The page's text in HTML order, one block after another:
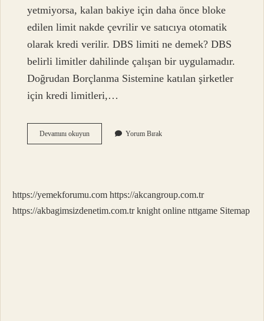
yetmiyorsa, kalan bakiye için daha önce bloke
edilen limit nakde çevrilir ve satıcıya otomatik
olarak kredi verilir. DBS limiti ne demek? DBS
belirli limitler dahilinde çalışan bir uygulamadır.
Doğrudan Borçlanma Sistemine katılan şirketler
için kredi limitleri,…
Devamını okuyunDbs
Nakit
Yorum Bırak
https://yemekforumu.com https://akcangroup.com.tr
https://akbagimsizdenetim.com.tr knight online nttgame Sitemap